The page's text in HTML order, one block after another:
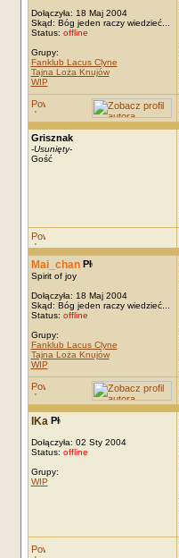
Dołączyła: 18 Maj 2004
Skąd: Bóg jeden raczy wiedzieć...
Status: offline
Grupy:
Fanklub Lacus Clyne
Tajna Loża Knujów
WIP
Grisznak
-Usunięty-
Gość
Mai_chan
Spirit of joy
Dołączyła: 18 Maj 2004
Skąd: Bóg jeden raczy wiedzieć...
Status: offline
Grupy:
Fanklub Lacus Clyne
Tajna Loża Knujów
WIP
IKa
Dołączyła: 02 Sty 2004
Status: offline
Grupy:
WIP